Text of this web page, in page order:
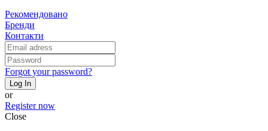
Рекомендовано
Бренди
Контакти
Forgot your password?
Log In
or
Register now
Close